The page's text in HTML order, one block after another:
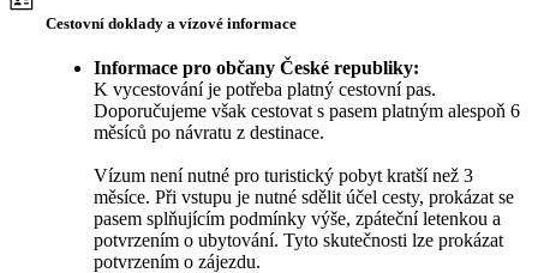
Cestovní doklady a vízové informace
Informace pro občany České republiky:
K vycestování je potřeba platný cestovní pas.
Doporučujeme však cestovat s pasem platným alespoň 6
měsíců po návratu z destinace.
Vízum není nutné pro turistický pobyt kratší než 3
měsíce. Při vstupu je nutné sdělit účel cesty, prokázat se
pasem splňujícím podmínky výše, zpáteční letenkou a
potvrzením o ubytování. Tyto skutečnosti lze prokázat
potvrzením o zájezdu.